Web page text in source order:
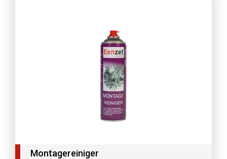
Montagereiniger